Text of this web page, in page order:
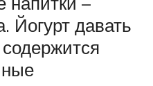
Йогурт давать